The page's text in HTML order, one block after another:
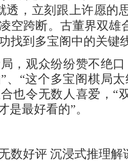
透，立刻跟上许愿的
跨断。古董界双雄
找到多宝阁中的关键
，观众纷纷赞不绝
、“这个多宝阁棋局
也令无数人喜爱，“
是最好看的”。
数好评 沉浸式推理